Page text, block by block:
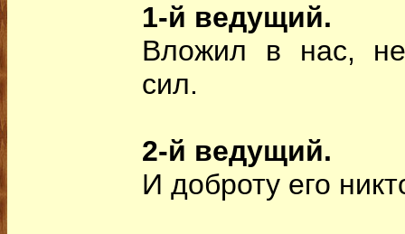
1-й ведущий.
Вложил в нас,
сил.
2-й ведущий.
И доброту его